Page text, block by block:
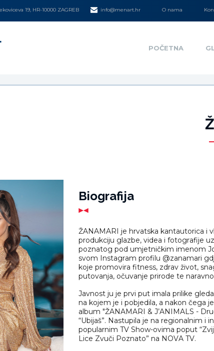
19, HR-10000 ZAGREB info@menart.hr O nama
POČETNA
Biografija
ŽANAMARI je hrvatska kantautorica i
produkciju glazbe, videa i fotografije
poznatog pod umjetničkim imenom
svom Instagram profilu @zanamari
koje promovira fitness, zdrav život,
putovanja, očuvanje prirode te
Javnost ju je prvi put imala prilike
na kojem je i pobjedila, a nakon čega
album "ŽANAMARI & J’ANIMALS -
“Ubijaš”. Nastupila je na regionalnim i
popularnim TV Show-ovima poput
Lice Zvuči Poznato” na NOVA TV.